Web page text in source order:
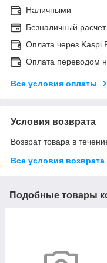
Наличными
Безналичный расчет
Оплата через Kaspi
Оплата переводом
Все условия оплаты
Условия возврата
Возврат товара в
Все условия возврата
Подобные товары